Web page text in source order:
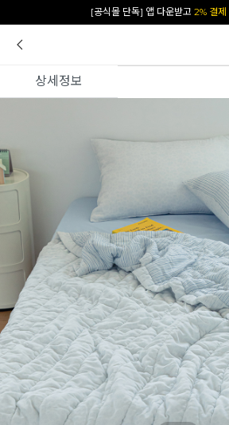
카카오 플친 추가하면1천원 즉시
상세정보